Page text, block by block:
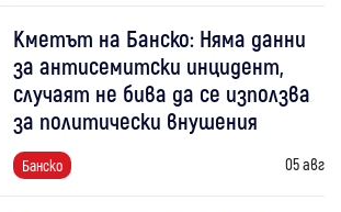
Кметът на Банско: Няма данни
за антисемитски инцидент,
случаят не бива да се използва
за политически внушения
Банско 05 авг